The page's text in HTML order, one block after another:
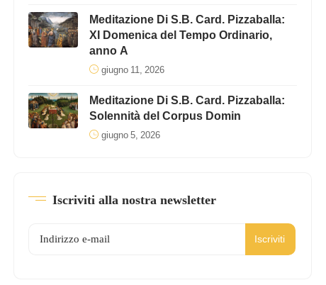
Meditazione Di S.B. Card. Pizzaballa:
XI Domenica del Tempo Ordinario,
anno A
giugno 11, 2026
Meditazione Di S.B. Card. Pizzaballa:
Solennità del Corpus Domin
giugno 5, 2026
Iscriviti alla nostra newsletter
Iscriviti